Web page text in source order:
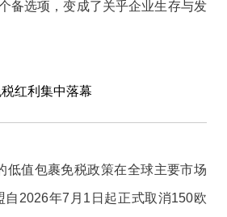
备选项，变成了关乎企业生存与发
红利集中落幕
低值包裹免税政策在全球主要市场
自2026年7月1日起正式取消150欧